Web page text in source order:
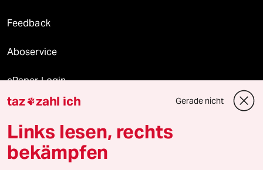
Feedback
Aboservice
ePaper Login
Downloads für Abonnierende
© 2026 taz Verlags und Vertriebs GmbH
taz zahl ich Gerade nicht
Links lesen, rechts
bekämpfen